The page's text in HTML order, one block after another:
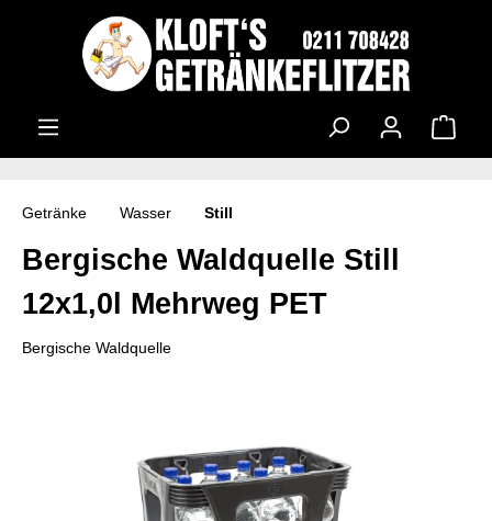
Getränke Wasser Still
Bergische Waldquelle Still
12x1,0l Mehrweg PET
Bergische Waldquelle